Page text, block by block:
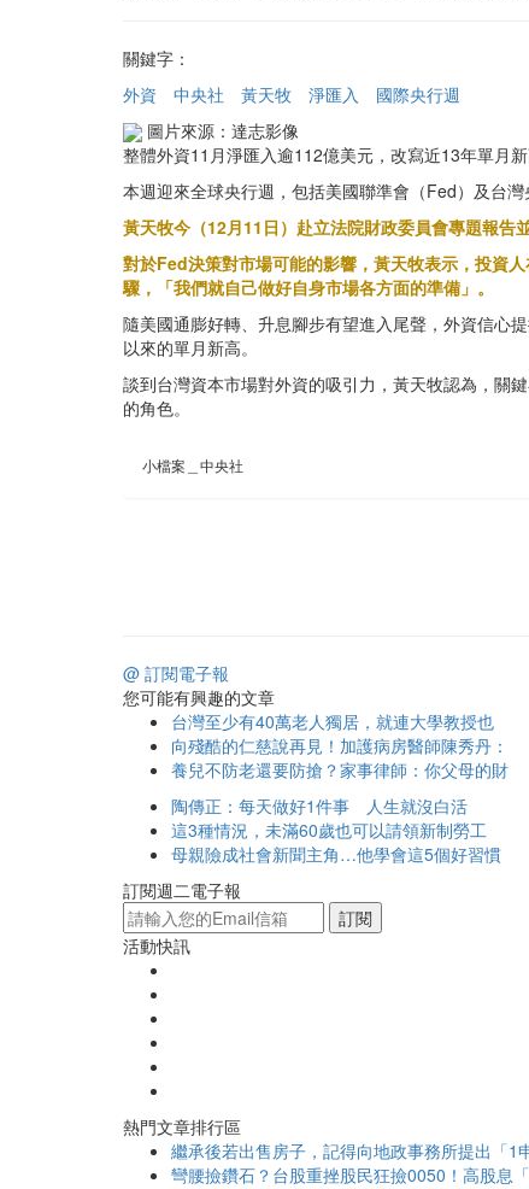
關鍵字：
外資
中央社 黃天牧 淨匯入
國際央行週
圖片來源：達志影像
整體外資11月淨匯入逾112億美元，改寫近13年單月
本週迎來全球央行週，包括美國聯準會（Fed）及台
黃天牧今（12月11日）赴立法院財政委員會專題報告
對於Fed決策對市場可能的影響，黃天牧表示，投資
驟，「我們就自己做好自身市場各方面的準備」。
隨美國通膨好轉、升息腳步有望進入尾聲，外資信心
以來的單月新高。
談到台灣資本市場對外資的吸引力，黃天牧認為，關
的角色。
小檔案＿中央社
@ 訂閱電子報
您可能有興趣的文章
台灣至少有40萬老人獨居，就連大學教授也
向殘酷的仁慈說再見！加護病房醫師陳秀丹：
養兒不防老還要防搶？家事律師：你父母的財
陶傳正：每天做好1件事 人生就沒白活
這3種情況，未滿60歲也可以請領新制勞工
母親險成社會新聞主角…他學會這5個好習慣
訂閱週二電子報
訂閱
活動快訊
熱門文章排行區
繼承後若出售房子，記得向地政事務所提出「1
彎腰撿鑽石？台股重挫股民狂撿0050！高股息